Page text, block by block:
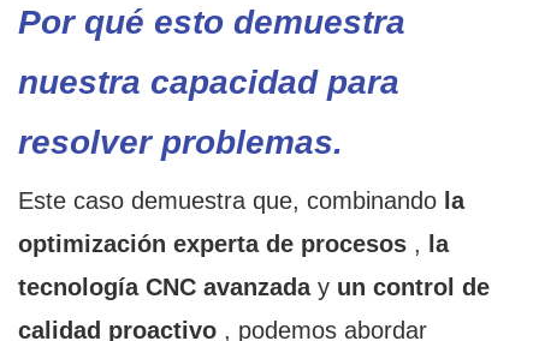
Por qué esto demuestra
nuestra capacidad para
resolver problemas.
Este caso demuestra que, combinando la
optimización experta de procesos ,
la
tecnología CNC avanzaday un control de
calidad proactivo , podemos abordar